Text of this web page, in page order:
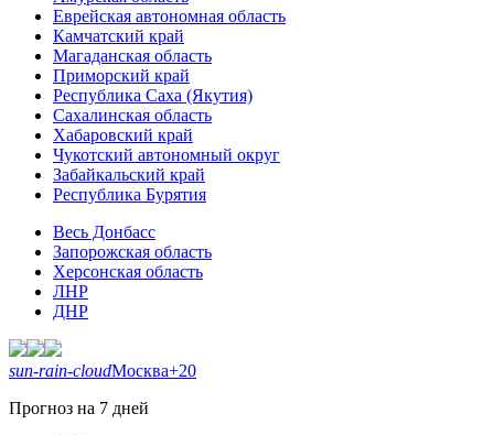
Еврейская автономная область
Камчатский край
Магаданская область
Приморский край
Республика Саха (Якутия)
Сахалинская область
Хабаровский край
Чукотский автономный округ
Забайкальский край
Республика Бурятия
Весь Донбасс
Запорожская область
Херсонская область
ЛНР
ДНР
sun-rain-cloudМосква+20
Прогноз на 7 дней